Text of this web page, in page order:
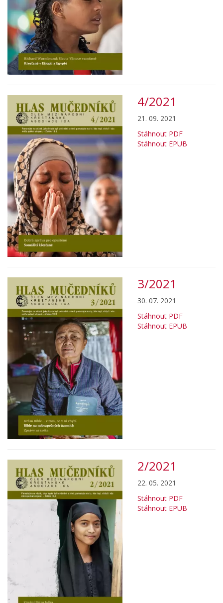
4/2021
21. 09. 2021
Stáhnout PDF
Stáhnout EPUB
3/2021
30. 07. 2021
Stáhnout PDF
Stáhnout EPUB
2/2021
22. 05. 2021
Stáhnout PDF
Stáhnout EPUB